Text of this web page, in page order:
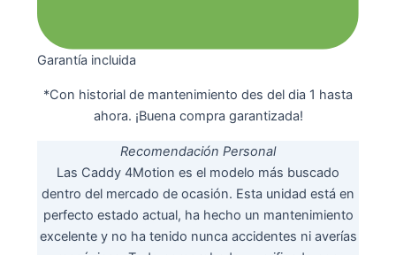
Garantía incluida
*Con historial de mantenimiento des del dia 1 hasta
ahora. ¡Buena compra garantizada!
Recomendación Personal
Las Caddy 4Motion es el modelo más buscado
dentro del mercado de ocasión. Esta unidad está en
perfecto estado actual, ha hecho un mantenimiento
excelente y no ha tenido nunca accidentes ni averías